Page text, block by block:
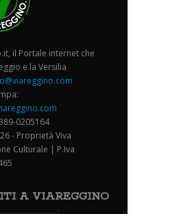
il Portale internet che
e la Versilia
0205164
- Proprietà Viva
Culturale | P.Iva
A VIAREGGINO